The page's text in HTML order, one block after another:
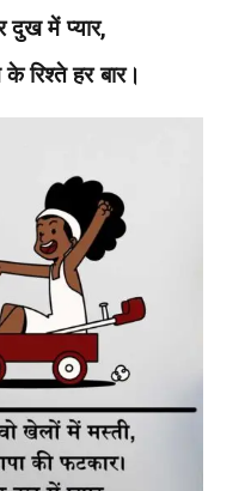
में प्यार,
रिश्ते हर बार।